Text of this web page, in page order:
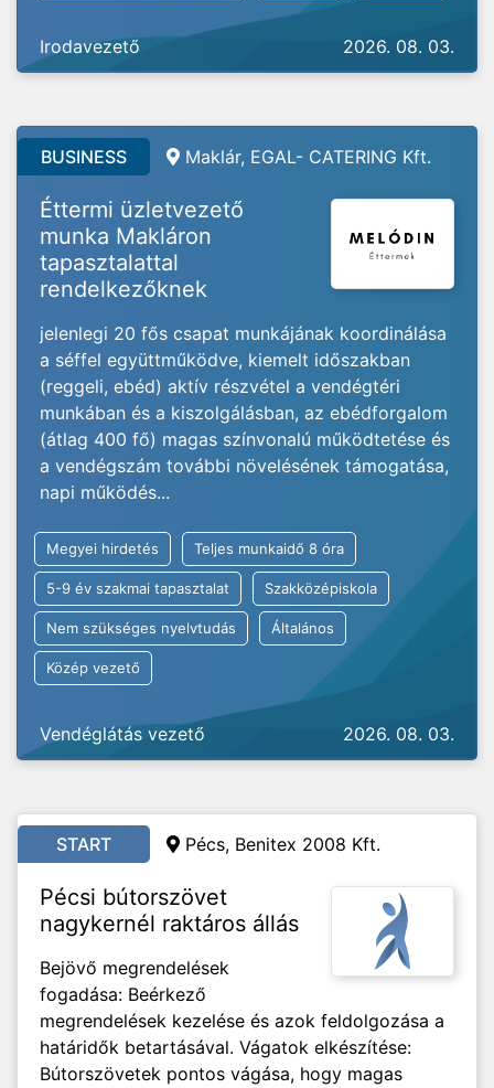
Irodavezető 2026. 08. 03.
BUSINESS Maklár, EGAL- CATERING Kft.
Éttermi üzletvezető
munka Makláron
tapasztalattal
rendelkezőknek
jelenlegi 20 fős csapat munkájának koordinálása
a séffel együttműködve, kiemelt időszakban
(reggeli, ebéd) aktív részvétel a vendégtéri
munkában és a kiszolgálásban, az ebédforgalom
(átlag 400 fő) magas színvonalú működtetése és
a vendégszám további növelésének támogatása,
napi működés...
Megyei hirdetés Teljes munkaidő 8 óra
5-9 év szakmai tapasztalat Szakközépiskola
Nem szükséges nyelvtudás Általános
Közép vezető
Vendéglátás vezető 2026. 08. 03.
START Pécs, Benitex 2008 Kft.
Pécsi bútorszövet
nagykernél raktáros állás
Bejövő megrendelések
fogadása: Beérkező
megrendelések kezelése és azok feldolgozása a
határidők betartásával. Vágatok elkészítése:
Bútorszövetek pontos vágása, hogy magas